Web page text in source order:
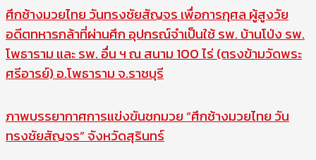
ศึกช้างมวยไทย วันทรงชัยสัญจร เพื่อการกุศล ผู้สูงวัย
อดีตทหารกล้าที่ผ่านศึก อุปกรณ์จำเป็นใช้ รพ. บ้านโป่ง รพ.
โพธาราม และ รพ. อื่น ฯ ณ สนาม 100 ไร่ (ตรงข้ามวัดพระ
ศรีอารย์) อ.โพธาราม จ.ราชบุรี
ภาพบรรยากาศการแข่งขันชกมวย “ศึกช้างมวยไทย วัน
ทรงชัยสัญจร” จังหวัดสุรินทร์